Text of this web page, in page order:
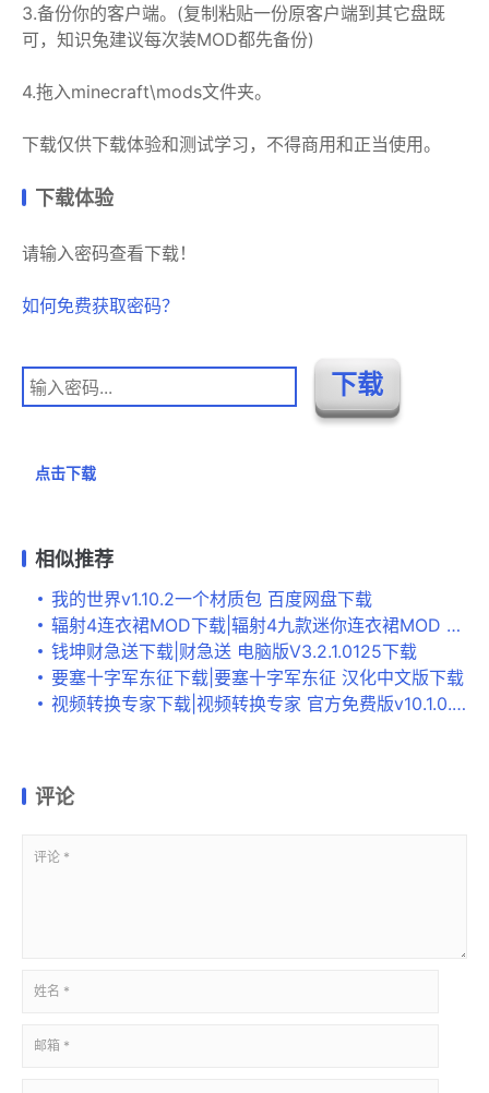
3.备份你的客户端。(复制粘贴一份原客户端到其它盘既
可，知识兔建议每次装MOD都先备份)
4.拖入minecraft\mods文件夹。
下载仅供下载体验和测试学习，不得商用和正当使用。
下载体验
请输入密码查看下载！
如何免费获取密码？
点击下载
相似推荐
我的世界v1.10.2一个材质包 百度网盘下载
辐射4连衣裙MOD下载|辐射4九款迷你连衣裙MOD 百度网盘下载
钱坤财急送下载|财急送 电脑版V3.2.1.0125下载
要塞十字军东征下载|要塞十字军东征 汉化中文版下载
视频转换专家下载|视频转换专家 官方免费版v10.1.0.0下载
评论